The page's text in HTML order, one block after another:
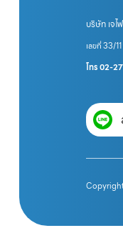
บริษัท เจ
เลขที่ 33/
โทร 02-